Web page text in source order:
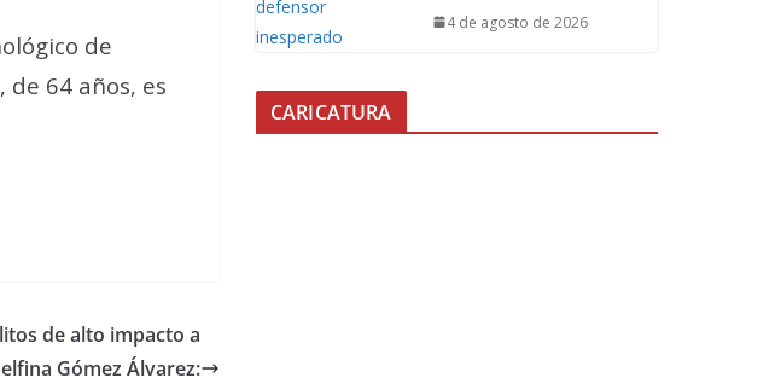
de
de 64 años, es
de alto impacto a
Gómez Álvarez:
4 de agosto de 2026
CARICATURA